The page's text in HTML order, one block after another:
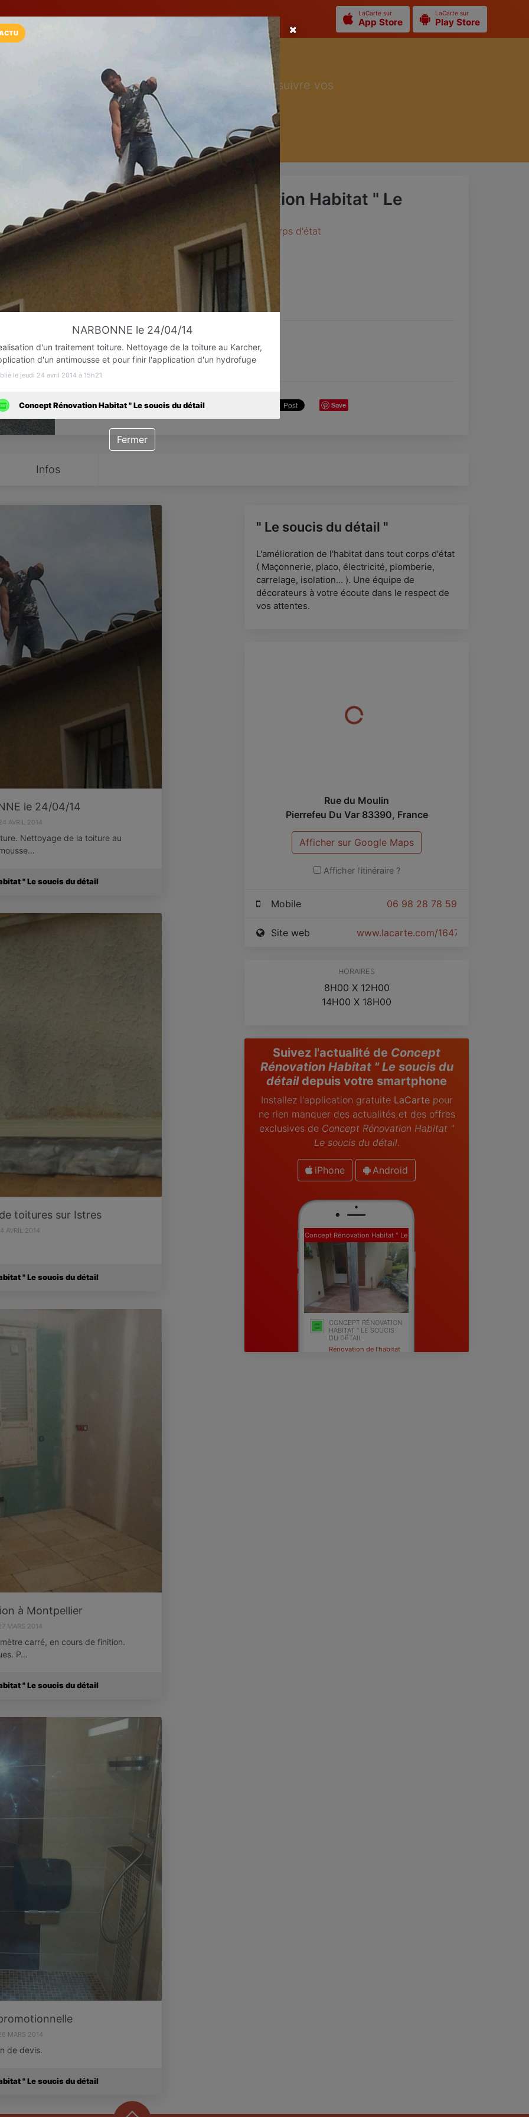
LaCarte sur
App Store
LaCarte sur
Play Store
Installez l'App LaCarte
Téléchargez gratuitement l'app LaCarte pour suivre vos
commerces favoris et ne rien rater !
Plus tard
Concept Rénovation Habitat " Le
soucis du détail
Rénovation de l'habitat tout corps d'état
Pierrefeu Du Var
Contacter
Save
Infos
le 24/04/14
AVRIL 2014
Nettoyage de la toiture au
" Le soucis du détail
toitures sur Istres
4 AVRIL 2014
" Le soucis du détail
à Montpellier
MARS 2014
carré, en cours de finition.
P…
" Le soucis du détail
MARS 2014
de devis.
" Le soucis du détail
" Le soucis du détail "
L'amélioration de l'habitat dans tout corps d'état
( Maçonnerie, placo, électricité, plomberie,
carrelage, isolation... ). Une équipe de
décorateurs à votre écoute dans le respect de
vos attentes.
Rue du Moulin
Pierrefeu Du Var 83390, France
Afficher sur Google Maps
Afficher l'itinéraire ?
06 98 28 78 59
Mobile
www.lacarte.com/16470
Site web
HORAIRES
8H00 X 12H00
14H00 X 18H00
Suivez l'actualité de Concept
Rénovation Habitat " Le soucis du
détaildepuis votre smartphone
Installez l'application gratuite LaCartepour
ne rien manquer des actualités et des offres
exclusives de Concept Rénovation Habitat "
Le soucis du détail.
iPhone Android
Concept Rénovation Habitat " Le
soucis du détail
CONCEPT RÉNOVATION
HABITAT " LE SOUCIS
DU DÉTAIL
Rénovation de l'habitat
NARBONNE le 24/04/14
d'un traitement toiture. Nettoyage de la toiture au Karcher,
d'un antimousse et pour finir l'application d'un hydrofuge
le jeudi 24 avril 2014 à 15h21
Concept Rénovation Habitat " Le soucis du détail
Fermer